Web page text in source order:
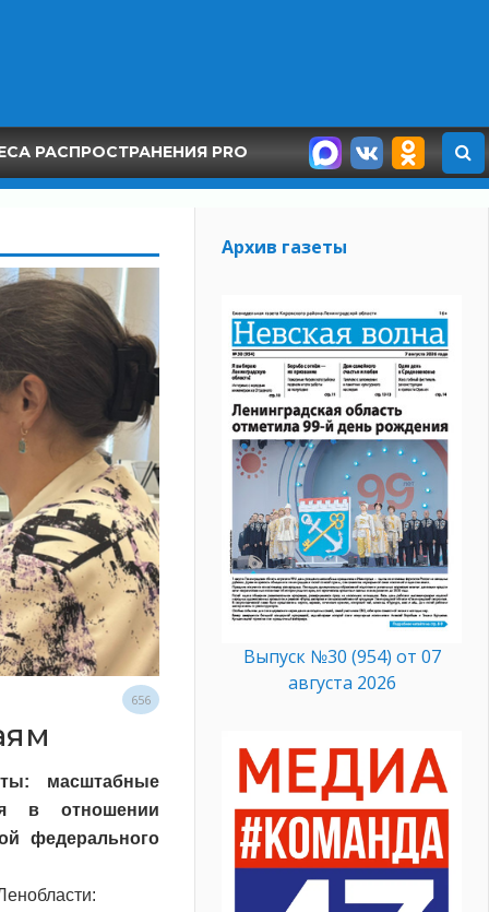
РАСПРОСТРАНЕНИЯ PRO
656
масштабные
в отношении
федерального
Архив газеты
Выпуск №30 (954) от 07
августа 2026